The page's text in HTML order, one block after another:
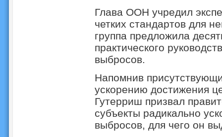
Глава ООН учредил
четких стандартов для
группа предложила
практического
выбросов.
Напомнив
ускорению достижения
Гутерриш призвал
субъекты радикально
выбросов, для чего он